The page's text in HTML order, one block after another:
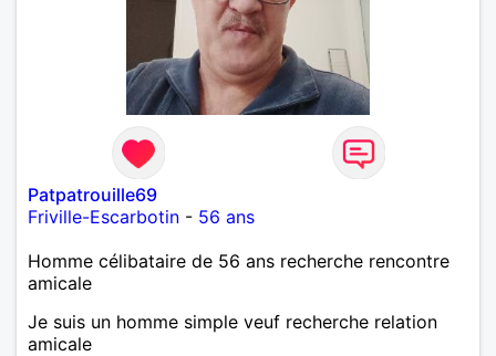
Patpatrouille69
Friville-Escarbotin - 56 ans
Homme célibataire de 56 ans recherche rencontre
amicale
Je suis un homme simple veuf recherche relation
amicale